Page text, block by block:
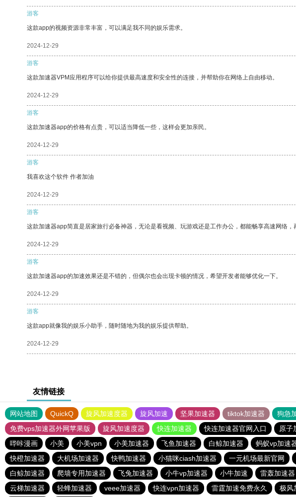
游客
这款app的视频资源非常丰富，可以满足我不同的娱乐需求。
2024-12-29
游客
这款加速器VPM应用程序可以给你提供最高速度和安全性的连接，并帮助你在网络上自由移动。
2024-12-29
游客
这款加速器app的价格有点贵，可以适当降低一些，这样会更加亲民。
2024-12-29
游客
我喜欢这个软件 作者加油
2024-12-29
游客
这款加速器app简直是居家旅行必备神器，无论是看视频、玩游戏还是工作办公，都能畅享高速网络，
2024-12-29
游客
这款加速器app的加速效果还是不错的，但偶尔也会出现卡顿的情况，希望开发者能够优化一下。
2024-12-29
游客
这款app就像我的娱乐小助手，随时随地为我的娱乐提供帮助。
2024-12-29
友情链接
网站地图 QuickQ 旋风加速度器 旋风加速 坚果加速器 tiktok加速器 狗急
免费vps加速器外网苹果版
旋风加速度器 快连加速器 快连加速器官网入口 原子
哔咔漫画
小美 小美vpn 小美加速器 飞鱼加速器 白鲸加速器 蚂蚁vp加速
快橙加速器
大机场加速器 快鸭加速器 小猫咪ciash加速器 一元机场最新官网
白鲸加速器
爬墙专用加速器 飞兔加速器 小牛vp加速器 小牛加速 雷轰加速器
云梯加速器
轻蜂加速器 veee加速器 快连vρn加速器 雷霆加速免费永久 极风